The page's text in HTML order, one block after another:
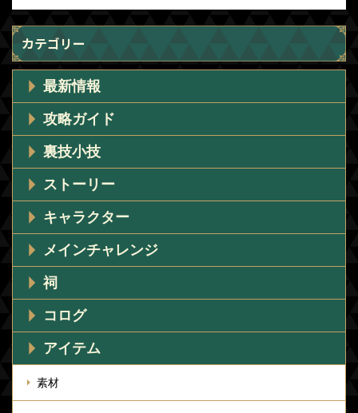
カテゴリー
最新情報
攻略ガイド
裏技小技
ストーリー
キャラクター
メインチャレンジ
祠
コログ
アイテム
素材